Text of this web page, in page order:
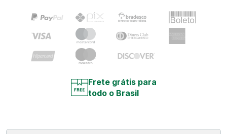
Frete grátis para
todo o Brasil